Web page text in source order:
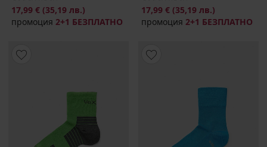
17,99 € (35,19 лв.)
промоция 2+1 БЕЗПЛАТНО
17,99 € (35,19 лв.)
промоция 2+1 БЕЗПЛАТНО